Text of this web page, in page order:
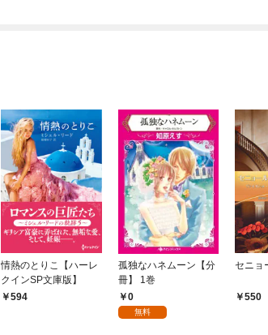
情熱のとりこ【ハーレ
クインSP文庫版】
594
孤独なハネムーン【分
冊】 1巻
0
無料
セニョ
550